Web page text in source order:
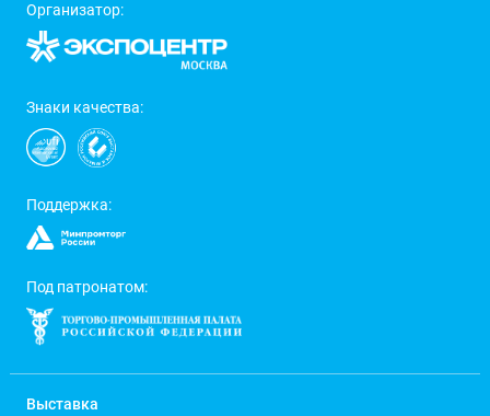
Организатор:
Знаки качества:
Поддержка:
Под патронатом:
Выставка